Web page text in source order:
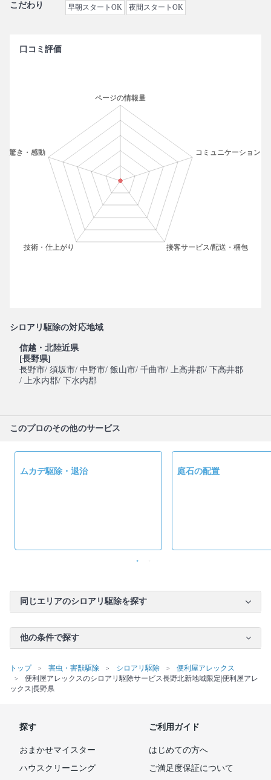
こだわり 早朝スタートOK 夜間スタートOK
口コミ評価
シロアリ駆除の対応地域
信越・北陸近県
[長野県]
長野市/ 須坂市/ 中野市/ 飯山市/ 千曲市/ 上高井郡/ 下高井郡
/ 上水内郡/ 下水内郡
このプロのその他のサービス
ムカデ駆除・退治 庭石の配置
同じエリアのシロアリ駆除を探す
他の条件で探す
トップ 害虫・害獣駆除 シロアリ駆除
便利屋アレックス
便利屋アレックスのシロアリ駆除サービス長野北新地域限定|便利屋アレ
ックス|長野県
探す
おまかせマイスター
ハウスクリーニング
ご利用ガイド
はじめての方へ
ご満足度保証について